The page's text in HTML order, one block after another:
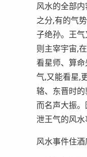
风水的全部
之分,有的气
子绝孙。王
则主宰宇宙,
看星师、算
气,又能看星,
辂、东晋时
而名声大振
泄王气的风水
风水事件住酒